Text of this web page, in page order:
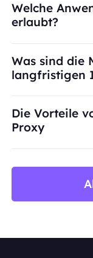
Welche
erlaubt?
BestProxy
Was sind die
langfristigen
Die Vorteile
Proxy